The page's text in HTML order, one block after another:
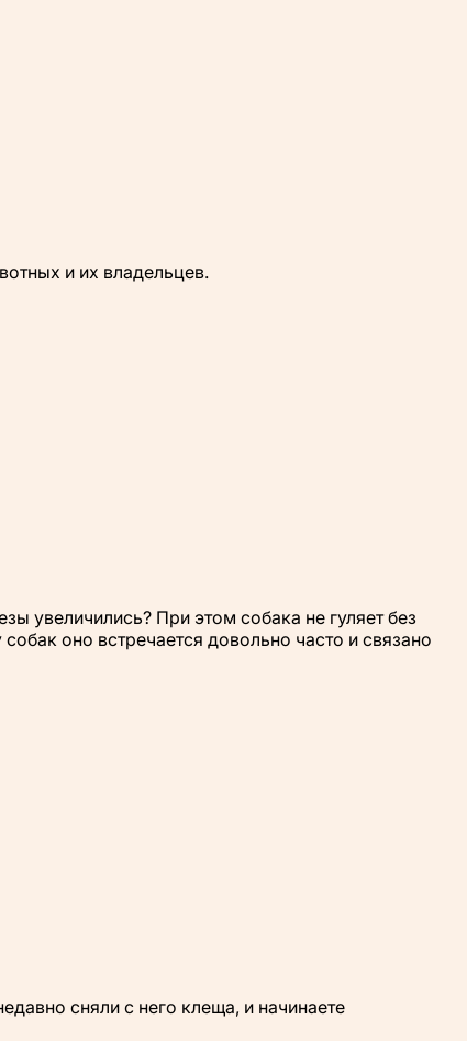
и их владельцев.
увеличились? При этом собака не гуляет без
оно встречается довольно часто и связано
сняли с него клеща, и начинаете